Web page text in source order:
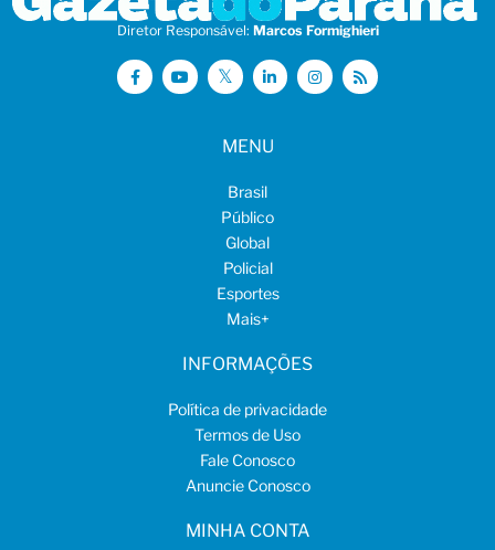
Diretor Responsável: Marcos Formighieri
MENU
Brasil
Público
Global
Policial
Esportes
Mais+
INFORMAÇÕES
Política de privacidade
Termos de Uso
Fale Conosco
Anuncie Conosco
MINHA CONTA